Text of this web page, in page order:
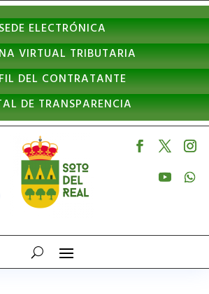
ELECTRÓNICA
VIRTUAL TRIBUTARIA
DEL CONTRATANTE
DE TRANSPARENCIA